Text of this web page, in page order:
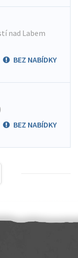
nad Labem
BEZ NABÍDKY
BEZ NABÍDKY